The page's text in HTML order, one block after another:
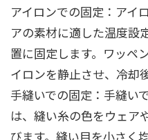
アイロンでの固定：アイ
アの素材に適した温度設
置に固定します。ワッペ
イロンを静止させ、冷却
手縫いでの固定：手縫い
は、縫い糸の色をウェア
びます。縫い目を小さく